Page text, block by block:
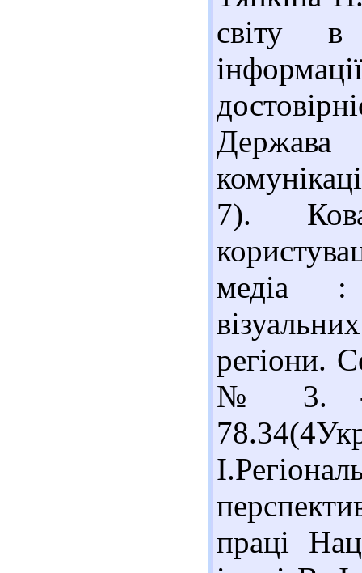
світу в
7).
медіа :
регіони.
№ 3. -
праці